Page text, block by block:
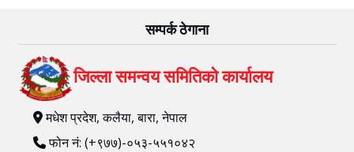
सम्पर्क ठेगाना
जिल्ला समन्वय समितिको कार्यालय
मधेश प्रदेश, कलैया, बारा, नेपाल
फोन नं: (+९७७)-०५३-५५१०४२